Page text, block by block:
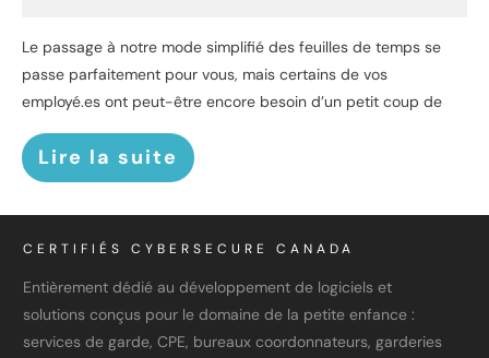
Le passage à notre mode simplifié des feuilles de temps se
passe parfaitement pour vous, mais certains de vos
employé.es ont peut-être encore besoin d’un petit coup de
Lire la suite
CERTIFIÉS CYBERSECURE CANADA
Entièrement dédié au développement de logiciels et
solutions conçus pour le domaine de la petite enfance :
services de garde, CPE, bureaux coordonnateurs, garderies